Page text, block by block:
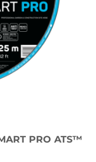
PRO ATS™